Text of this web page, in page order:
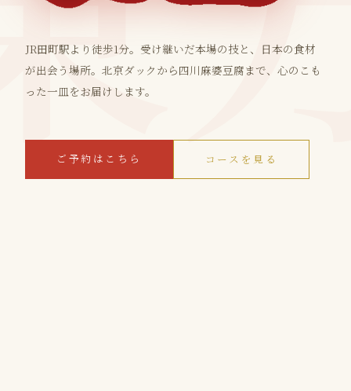
JR田町駅より徒歩1分。受け継いだ本場の技と、日本の食材
が出会う場所。北京ダックから四川麻婆豆腐まで、心のこも
った一皿をお届けします。
ご予約はこちら コースを見る